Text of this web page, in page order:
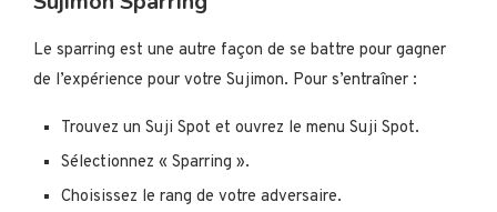
Le sparring est une autre façon de se battre pour gagner
de l’expérience pour votre Sujimon. Pour s’entraîner :
Trouvez un Suji Spot et ouvrez le menu Suji Spot.
Sélectionnez « Sparring ».
Choisissez le rang de votre adversaire.